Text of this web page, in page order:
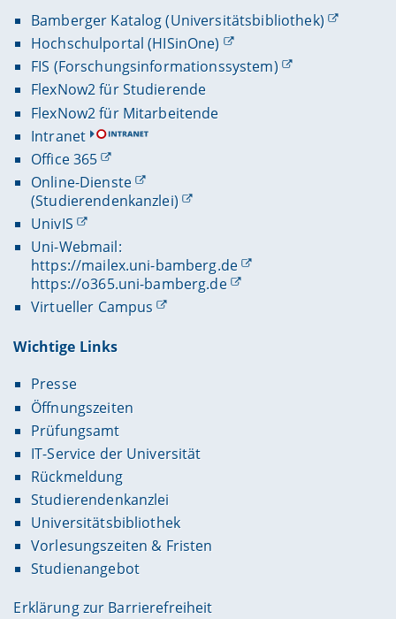
Bamberger Katalog (Universitätsbibliothek)
Hochschulportal (HISinOne)
FIS (Forschungsinformationssystem)
FlexNow2 für Studierende
FlexNow2 für Mitarbeitende
Intranet
Office 365
Online-Dienste
(Studierendenkanzlei)
UnivIS
Uni-Webmail:
https://mailex.uni-bamberg.de
https://o365.uni-bamberg.de
Virtueller Campus
Wichtige Links
Presse
Öffnungszeiten
Prüfungsamt
IT-Service der Universität
Rückmeldung
Studierendenkanzlei
Universitätsbibliothek
Vorlesungszeiten & Fristen
Studienangebot
Erklärung zur Barrierefreiheit